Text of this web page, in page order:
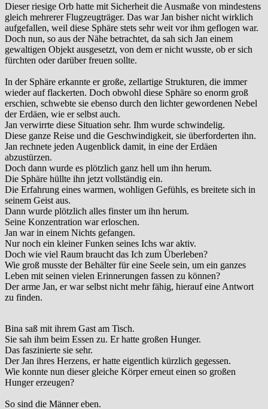
Dieser riesige Orb hatte mit Sicherheit die Ausmaße von mindestens
gleich mehrerer Flugzeugträger. Das war Jan bisher nicht wirklich
aufgefallen, weil diese Sphäre stets sehr weit vor ihm geflogen war.
Doch nun, so aus der Nähe betrachtet, da sah sich Jan einem
gewaltigen Objekt ausgesetzt, von dem er nicht wusste, ob er sich
fürchten oder darüber freuen sollte.
In der Sphäre erkannte er große, zellartige Strukturen, die immer
wieder auf flackerten. Doch obwohl diese Sphäre so enorm groß
erschien, schwebte sie ebenso durch den lichter gewordenen Nebel
der Erdäen, wie er selbst auch.
Jan verwirrte diese Situation sehr. Ihm wurde schwindelig.
Diese ganze Reise und die Geschwindigkeit, sie überforderten ihn.
Jan rechnete jeden Augenblick damit, in eine der Erdäen
abzustürzen.
Doch dann wurde es plötzlich ganz hell um ihn herum.
Die Sphäre hüllte ihn jetzt vollständig ein.
Die Erfahrung eines warmen, wohligen Gefühls, es breitete sich in
seinem Geist aus.
Dann wurde plötzlich alles finster um ihn herum.
Seine Konzentration war erloschen.
Jan war in einem Nichts gefangen.
Nur noch ein kleiner Funken seines Ichs war aktiv.
Doch wie viel Raum braucht das Ich zum Überleben?
Wie groß musste der Behälter für eine Seele sein, um ein ganzes
Leben mit seinen vielen Erinnerungen fassen zu können?
Der arme Jan, er war selbst nicht mehr fähig, hierauf eine Antwort
zu finden.
Bina saß mit ihrem Gast am Tisch.
Sie sah ihm beim Essen zu. Er hatte großen Hunger.
Das faszinierte sie sehr.
Der Jan ihres Herzens, er hatte eigentlich kürzlich gegessen.
Wie konnte nun dieser gleiche Körper erneut einen so großen
Hunger erzeugen?
So sind die Männer eben.